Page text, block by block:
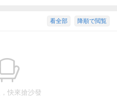
降順で閲覧
看全部
快來搶沙發